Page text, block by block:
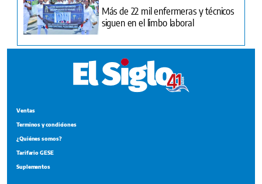
Más de 22 mil enfermeras y técnicos
siguen en el limbo laboral
Ventas
Terminos y condiciones
¿Quiénes somos?
Tarifario GESE
Suplementos